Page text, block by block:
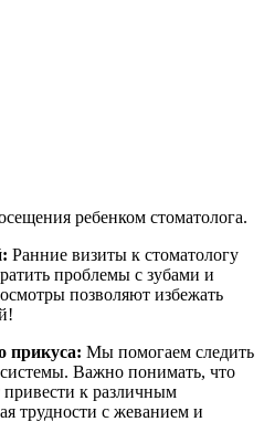
ребенком стоматолога.
Ранние визиты к стоматологу
проблемы с зубами и
позволяют избежать
прикуса: Мы помогаем следить
Важно понимать, что
к различным
трудности с жеванием и